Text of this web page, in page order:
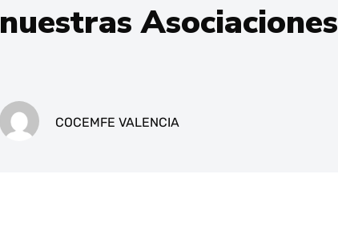
nuestras Asociaciones
COCEMFE VALENCIA